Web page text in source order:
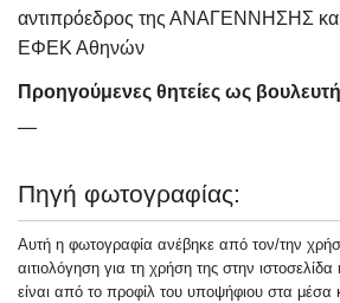
αντιπρόεδρος της ΑΝΑΓΕΝΝΗΣΗΣ
ΕΦΕΚ Αθηνών
Προηγούμενες θητείες ως
—
Πηγή φωτογραφίας:
Αυτή η φωτογραφία ανέβηκε από τον/την
αιτιολόγηση για τη χρήση της στην
είναι από το προφίλ του υποψήφιου στα μέσα